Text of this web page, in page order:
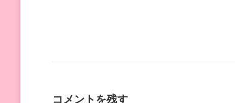
コメントを残す